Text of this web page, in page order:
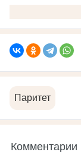
Паритет
Комментарии